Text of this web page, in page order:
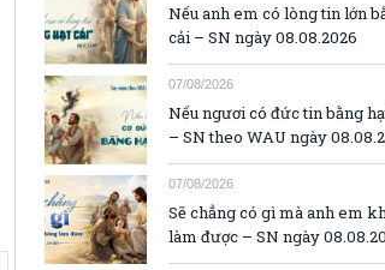
Nếu anh em có lòng tin lớn
cải – SN ngày 08.08.2026
07/08/2026
Nếu ngươi có đức tin bằng
– SN theo WAU ngày
07/08/2026
Sẽ chẳng có gì mà anh em
làm được – SN ngày